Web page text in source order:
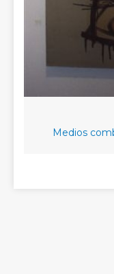
Medios